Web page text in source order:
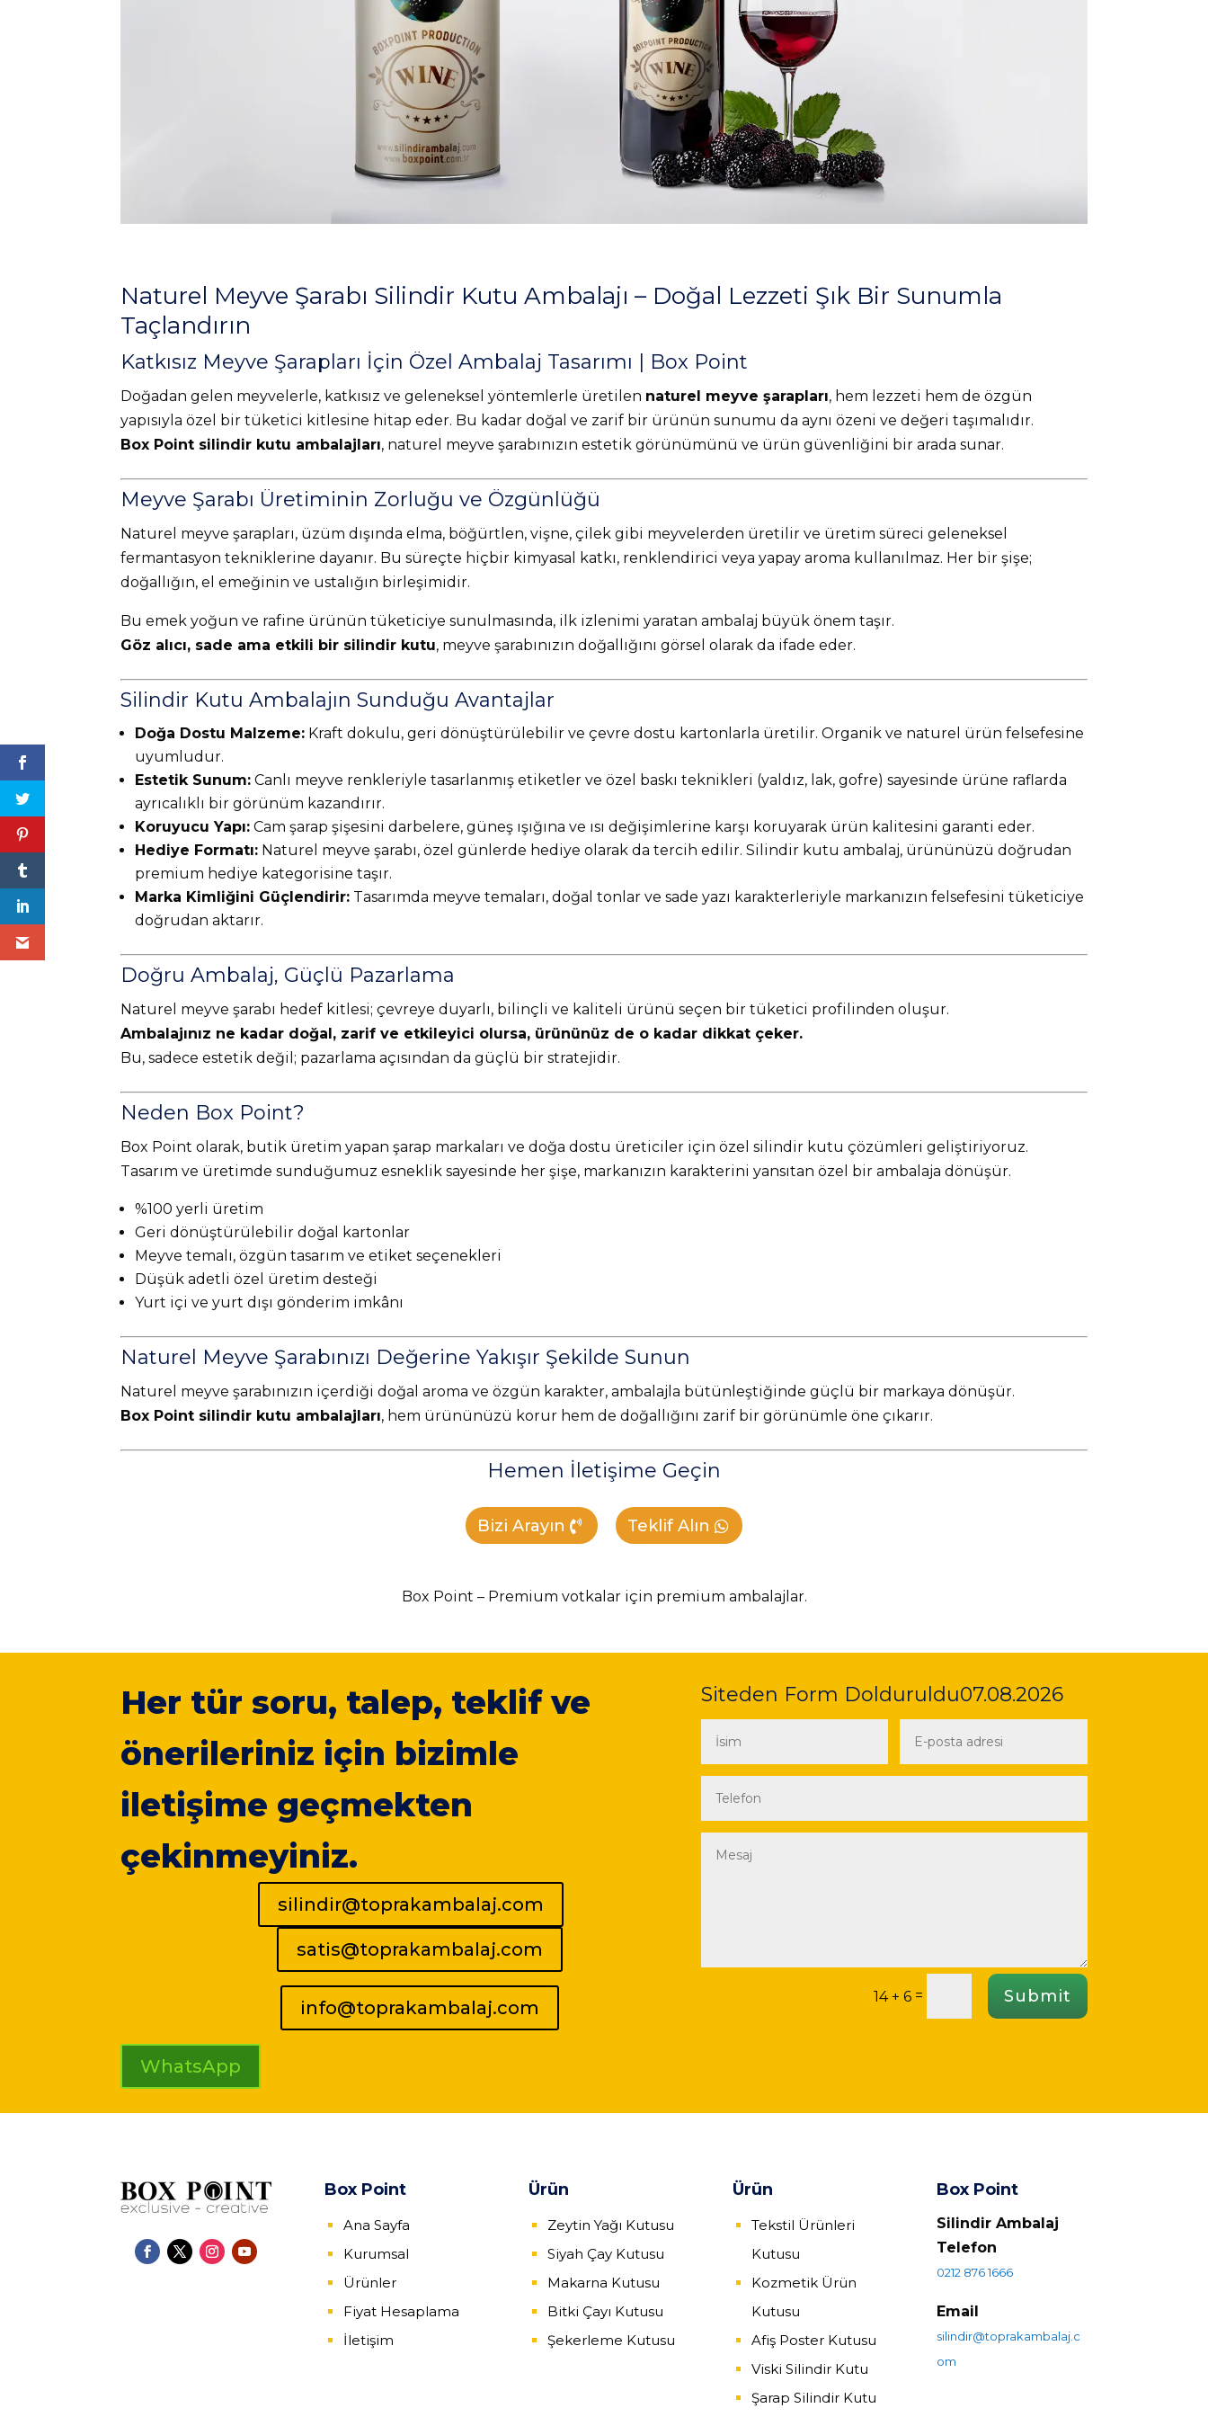
Naturel Meyve Şarabı Silindir Kutu Ambalajı – Doğal Lezzeti Şık Bir Sunumla
Taçlandırın
Katkısız Meyve Şarapları İçin Özel Ambalaj Tasarımı | Box Point
Doğadan gelen meyvelerle, katkısız ve geleneksel yöntemlerle üretilen naturel meyve şarapları, hem lezzeti hem de özgün
yapısıyla özel bir tüketici kitlesine hitap eder. Bu kadar doğal ve zarif bir ürünün sunumu da aynı özeni ve değeri taşımalıdır.
Box Point silindir kutu ambalajları, naturel meyve şarabınızın estetik görünümünü ve ürün güvenliğini bir arada sunar.
Meyve Şarabı Üretiminin Zorluğu ve Özgünlüğü
Naturel meyve şarapları, üzüm dışında elma, böğürtlen, vişne, çilek gibi meyvelerden üretilir ve üretim süreci geleneksel
fermantasyon tekniklerine dayanır. Bu süreçte hiçbir kimyasal katkı, renklendirici veya yapay aroma kullanılmaz. Her bir şişe;
doğallığın, el emeğinin ve ustalığın birleşimidir.
Bu emek yoğun ve rafine ürünün tüketiciye sunulmasında, ilk izlenimi yaratan ambalaj büyük önem taşır.
Göz alıcı, sade ama etkili bir silindir kutu, meyve şarabınızın doğallığını görsel olarak da ifade eder.
Silindir Kutu Ambalajın Sunduğu Avantajlar
Doğa Dostu Malzeme: Kraft dokulu, geri dönüştürülebilir ve çevre dostu kartonlarla üretilir. Organik ve naturel ürün felsefesine
uyumludur.
Estetik Sunum: Canlı meyve renkleriyle tasarlanmış etiketler ve özel baskı teknikleri (yaldız, lak, gofre) sayesinde ürüne raflarda
ayrıcalıklı bir görünüm kazandırır.
Koruyucu Yapı: Cam şarap şişesini darbelere, güneş ışığına ve ısı değişimlerine karşı koruyarak ürün kalitesini garanti eder.
Hediye Formatı: Naturel meyve şarabı, özel günlerde hediye olarak da tercih edilir. Silindir kutu ambalaj, ürününüzü doğrudan
premium hediye kategorisine taşır.
Marka Kimliğini Güçlendirir: Tasarımda meyve temaları, doğal tonlar ve sade yazı karakterleriyle markanızın felsefesini tüketiciye
doğrudan aktarır.
Doğru Ambalaj, Güçlü Pazarlama
Naturel meyve şarabı hedef kitlesi; çevreye duyarlı, bilinçli ve kaliteli ürünü seçen bir tüketici profilinden oluşur.
Ambalajınız ne kadar doğal, zarif ve etkileyici olursa, ürününüz de o kadar dikkat çeker.
Bu, sadece estetik değil; pazarlama açısından da güçlü bir stratejidir.
Neden Box Point?
Box Point olarak, butik üretim yapan şarap markaları ve doğa dostu üreticiler için özel silindir kutu çözümleri geliştiriyoruz.
Tasarım ve üretimde sunduğumuz esneklik sayesinde her şişe, markanızın karakterini yansıtan özel bir ambalaja dönüşür.
%100 yerli üretim
Geri dönüştürülebilir doğal kartonlar
Meyve temalı, özgün tasarım ve etiket seçenekleri
Düşük adetli özel üretim desteği
Yurt içi ve yurt dışı gönderim imkânı
Naturel Meyve Şarabınızı Değerine Yakışır Şekilde Sunun
Naturel meyve şarabınızın içerdiği doğal aroma ve özgün karakter, ambalajla bütünleştiğinde güçlü bir markaya dönüşür.
Box Point silindir kutu ambalajları, hem ürününüzü korur hem de doğallığını zarif bir görünümle öne çıkarır.
Hemen İletişime Geçin
Bizi Arayın Teklif Alın
Box Point – Premium votkalar için premium ambalajlar.
Her tür soru, talep, teklif ve
önerileriniz için bizimle
iletişime geçmekten
çekinmeyiniz.
silindir@toprakambalaj.com
satis@toprakambalaj.com
info@toprakambalaj.com
WhatsApp
Siteden Form Dolduruldu07.08.2026
14 + 6= Submit
Box Point
Ana Sayfa
Kurumsal
Ürünler
Fiyat Hesaplama
İletişim
Ürün
Zeytin Yağı Kutusu
Siyah Çay Kutusu
Makarna Kutusu
Bitki Çayı Kutusu
Şekerleme Kutusu
Ürün
Tekstil Ürünleri
Kutusu
Kozmetik Ürün
Kutusu
Afiş Poster Kutusu
Viski Silindir Kutu
Şarap Silindir Kutu
Box Point
Silindir Ambalaj
Telefon
0212 876 1666
Email
silindir@toprakambalaj.c
om